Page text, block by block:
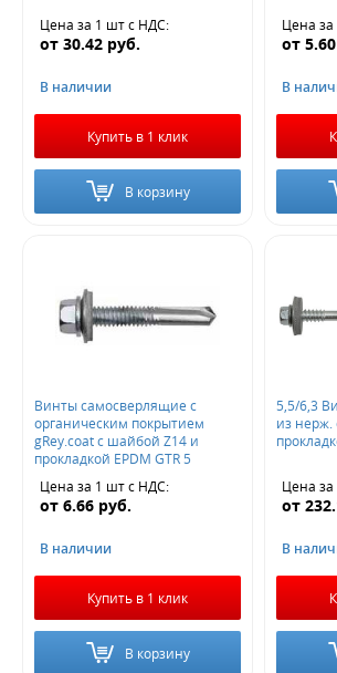
Цена за 1 штс НДС:
от 30.42 руб.
В наличии
Купить в 1 клик
В корзину
Цена
от 5.60
В
Винты самосверлящие с
органическим покрытием
gRey.coat с шайбой Z14 и
прокладкой EPDM GTR 5
Цена за 1 штс НДС:
от 6.66 руб.
В наличии
Купить в 1 клик
В корзину
5,5/6,3
из нерж.
Цена
от
В